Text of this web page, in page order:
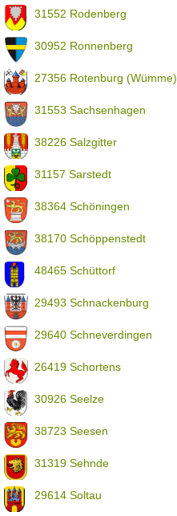
31552 Rodenberg
30952 Ronnenberg
27356 Rotenburg (Wümme)
31553 Sachsenhagen
38226 Salzgitter
31157 Sarstedt
38364 Schöningen
38170 Schöppenstedt
48465 Schüttorf
29493 Schnackenburg
29640 Schneverdingen
26419 Schortens
30926 Seelze
38723 Seesen
31319 Sehnde
29614 Soltau